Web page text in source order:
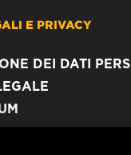
E PRIVACY
DEI DATI